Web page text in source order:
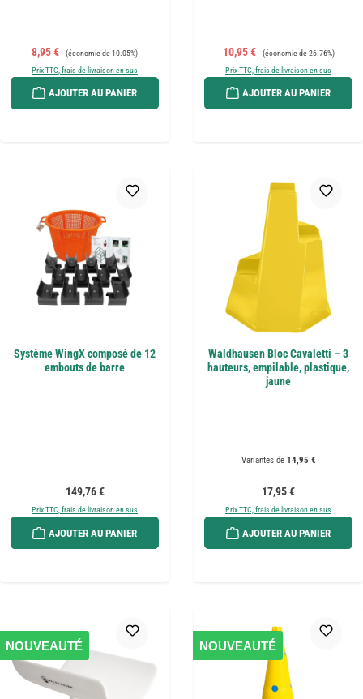
Prix de vente :
8,95 € Prix régulier :
(économie de 10.05%)
Prix TTC, frais de livraison en sus
AJOUTER AU PANIER
Prix de vente :
10,95 € Prix régulier :
(économie de 26.76%)
Prix TTC, frais de livraison en sus
AJOUTER AU PANIER
Système WingX composé de 12
embouts de barre
Prix régulier :
149,76 €
Prix TTC, frais de livraison en sus
AJOUTER AU PANIER
Waldhausen Bloc Cavaletti – 3
hauteurs, empilable, plastique,
jaune
Variantes de14,95 €
Prix régulier :
17,95 €
Prix TTC, frais de livraison en sus
AJOUTER AU PANIER
NOUVEAUTÉ NOUVEAUTÉ